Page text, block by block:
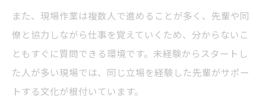
また、現場作業は複数人で進めることが多く、先輩や同
僚と協力しながら仕事を覚えていくため、分からないこ
ともすぐに質問できる環境です。未経験からスタートし
た人が多い現場では、同じ立場を経験した先輩がサポー
トする文化が根付いています。